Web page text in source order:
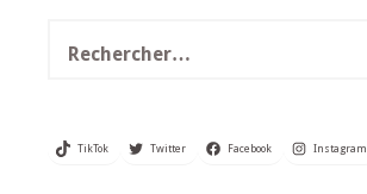
TikTok Twitter Facebook Instagram